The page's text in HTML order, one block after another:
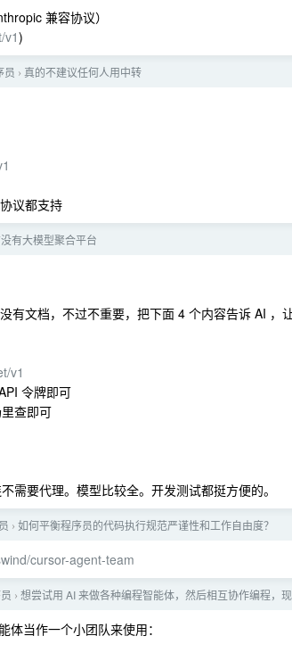
兼容协议）
)
员 › 真的不建议任何人用中转
议都支持
有大模型聚合平台
有文档，不过不重要，把下面 4 个内容告诉 AI ，
v1
令牌即可
查即可
需要代理。模型比较全。开发测试都挺方便的。
› 如何平衡程序员的代码执行规范严谨性和工作自由度？
cursor-agent-team
› 想尝试用 AI 来做各种编程智能体，然后相互协作编程，
当作一个小团队来使用：